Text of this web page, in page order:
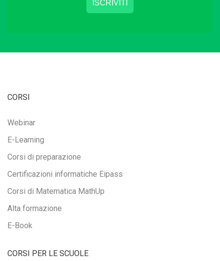
CORSI
Webinar
E-Learning
Corsi di preparazione
Certificazioni informatiche Eipass
Corsi di Matematica MathUp
Alta formazione
E-Book
CORSI PER LE SCUOLE